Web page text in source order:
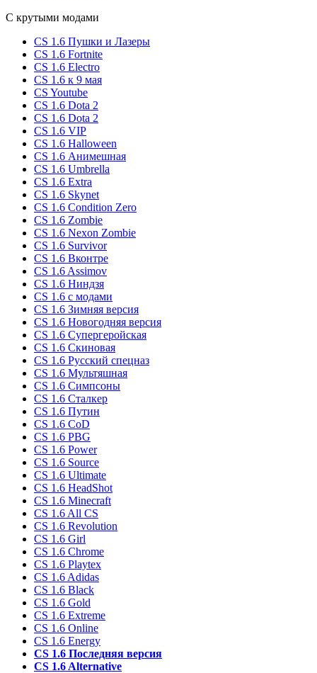
С крутыми модами
CS 1.6 Пушки и Лазеры
CS 1.6 Fortnite
CS 1.6 Electro
CS 1.6 к 9 мая
CS Youtube
CS 1.6 Dota 2
CS 1.6 Dota 2
CS 1.6 VIP
CS 1.6 Halloween
CS 1.6 Анимешная
CS 1.6 Umbrella
CS 1.6 Extra
CS 1.6 Skynet
CS 1.6 Condition Zero
CS 1.6 Zombie
CS 1.6 Nexon Zombie
CS 1.6 Survivor
CS 1.6 Вконтре
CS 1.6 Assimov
CS 1.6 Ниндзя
CS 1.6 с модами
CS 1.6 Зимняя версия
CS 1.6 Новогодняя версия
CS 1.6 Супергеройская
CS 1.6 Скиновая
CS 1.6 Русский спецназ
CS 1.6 Мультяшная
CS 1.6 Симпсоны
CS 1.6 Сталкер
CS 1.6 Путин
CS 1.6 CoD
CS 1.6 PBG
CS 1.6 Power
CS 1.6 Source
CS 1.6 Ultimate
CS 1.6 HeadShot
CS 1.6 Minecraft
CS 1.6 All CS
CS 1.6 Revolution
CS 1.6 Girl
CS 1.6 Chrome
CS 1.6 Playtex
CS 1.6 Adidas
CS 1.6 Black
CS 1.6 Gold
CS 1.6 Extreme
CS 1.6 Online
CS 1.6 Energy
CS 1.6 Последняя версия
CS 1.6 Alternative